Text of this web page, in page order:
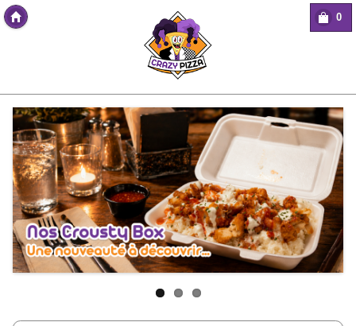
0
Copyright Des-click